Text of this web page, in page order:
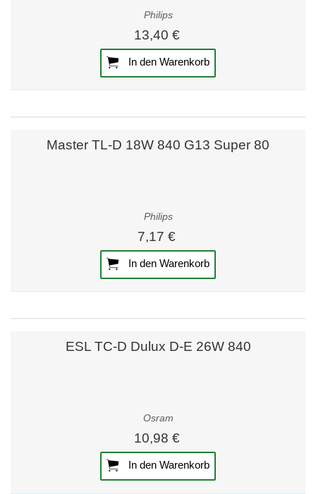
Philips
13,40 €
In den Warenkorb
Master TL-D 18W 840 G13 Super 80
Philips
7,17 €
In den Warenkorb
ESL TC-D Dulux D-E 26W 840
Osram
10,98 €
In den Warenkorb